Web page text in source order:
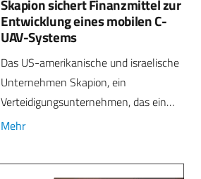
Skapion sichert Finanzmittel zur
Entwicklung eines mobilen C-
UAV-Systems
Das US-amerikanische und israelische
Unternehmen Skapion, ein
Verteidigungsunternehmen, das ein…
Mehr